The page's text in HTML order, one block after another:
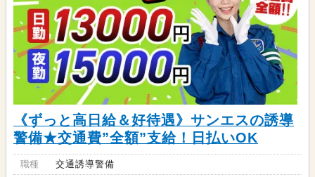
《ずっと高日給＆好待遇》サンエスの誘導
警備★交通費”全額”支給！日払いOK
職種 交通誘導警備